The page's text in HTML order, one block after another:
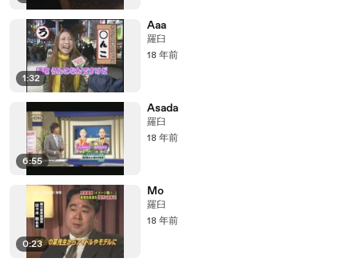
1:32
Aaa
羅臼
18 年前
6:55
Asada
羅臼
18 年前
0:23
Mo
羅臼
18 年前